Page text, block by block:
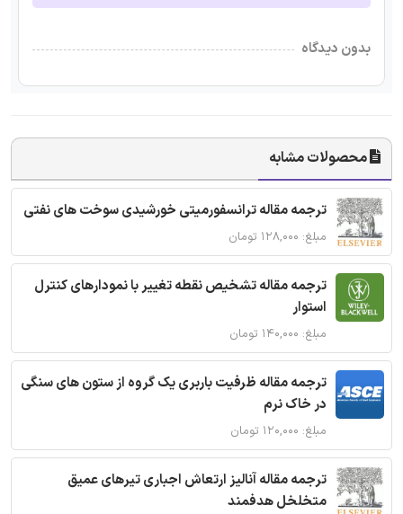
بدون دیدگاه
محصولات مشابه
ترجمه مقاله ترانسفورمیتی خورشیدی سوخت های نفتی
مبلغ: ۱۲۸,۰۰۰ تومان
ترجمه مقاله تشخیص نقطه تغییر با نمودارهای کنترل
استوار
مبلغ: ۱۴۰,۰۰۰ تومان
ترجمه مقاله ظرفیت باربری یک گروه از ستون های سنگی
در خاک نرم
مبلغ: ۱۲۰,۰۰۰ تومان
ترجمه مقاله آنالیز ارتعاش اجباری تیرهای عمیق
متخلخل هدفمند